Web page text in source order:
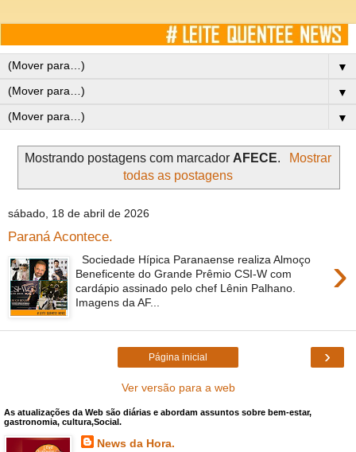
▼
▼
▼
Mostrando postagens com marcador AFECE.
Mostrar
todas as postagens
sábado, 18 de abril de 2026
Paraná Acontece.
›
Sociedade Hípica Paranaense realiza Almoço
Beneficente do Grande Prêmio CSI-W com
cardápio assinado pelo chef Lênin Palhano.
Imagens da AF...
›
Página inicial
Ver versão para a web
As atualizações da Web são diárias e abordam assuntos sobre bem-estar,
gastronomia, cultura,Social.
News da Hora.